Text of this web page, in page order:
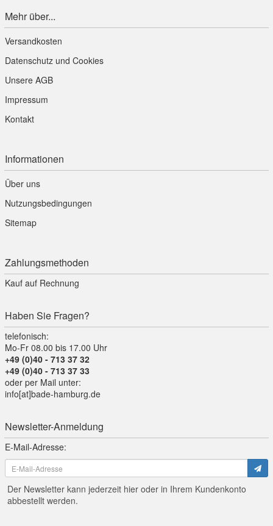
Mehr über...
Versandkosten
Datenschutz und Cookies
Unsere AGB
Impressum
Kontakt
Informationen
Über uns
Nutzungsbedingungen
Sitemap
Zahlungsmethoden
Kauf auf Rechnung
Haben Sie Fragen?
telefonisch:
Mo-Fr 08.00 bis 17.00 Uhr
+49 (0)40 - 713 37 32
+49 (0)40 - 713 37 33
oder per Mail unter:
info[at]bade-hamburg.de
Newsletter-Anmeldung
E-Mail-Adresse:
Der Newsletter kann jederzeit hier oder in Ihrem Kundenkonto
abbestellt werden.